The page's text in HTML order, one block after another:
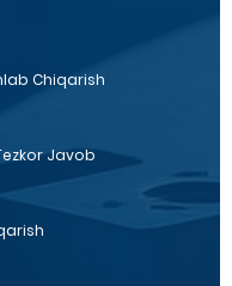
Chiqarish
Javob